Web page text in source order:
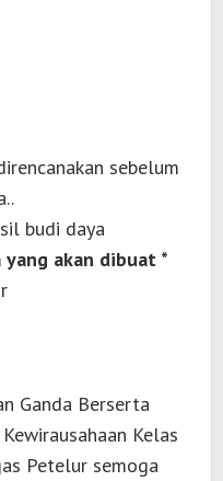
sebelum
budi daya
yang akan dibuat *
Ganda Berserta
Kelas
Petelur semoga